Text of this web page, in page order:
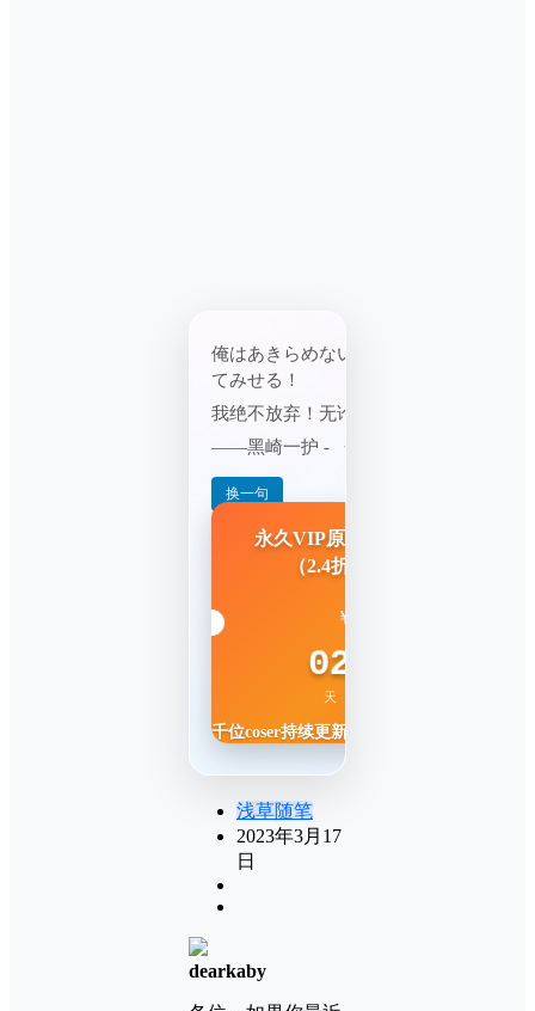
俺はあきらめない！何があっても、必
てみせる！
我绝不放弃！无论发生什么，我一定会
——黑崎一护 - 《死神》
换一句
永久VIP原价
（2.4折），点击加入
￥
02
天
千位coser持续更新
浅草随笔
2023年3月17
日
dearkaby